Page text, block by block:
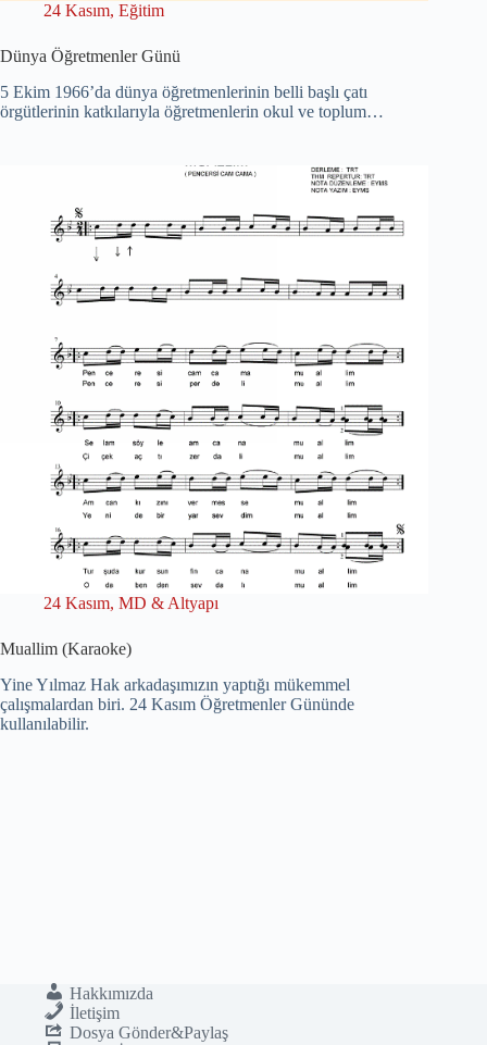
24 Kasım, Eğitim
Dünya Öğretmenler Günü
5 Ekim 1966’da dünya öğretmenlerinin belli başlı çatı
örgütlerinin katkılarıyla öğretmenlerin okul ve toplum…
24 Kasım, MD & Altyapı
Muallim (Karaoke)
Yine Yılmaz Hak arkadaşımızın yaptığı mükemmel
çalışmalardan biri. 24 Kasım Öğretmenler Gününde
kullanılabilir.
Hakkımızda
İletişim
Dosya Gönder&Paylaş